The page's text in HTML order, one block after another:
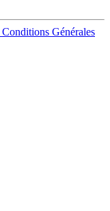
Conditions Générales